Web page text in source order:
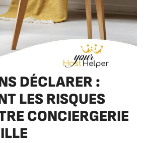
DÉCLARER :
LES RISQUES
CONCIERGERIE